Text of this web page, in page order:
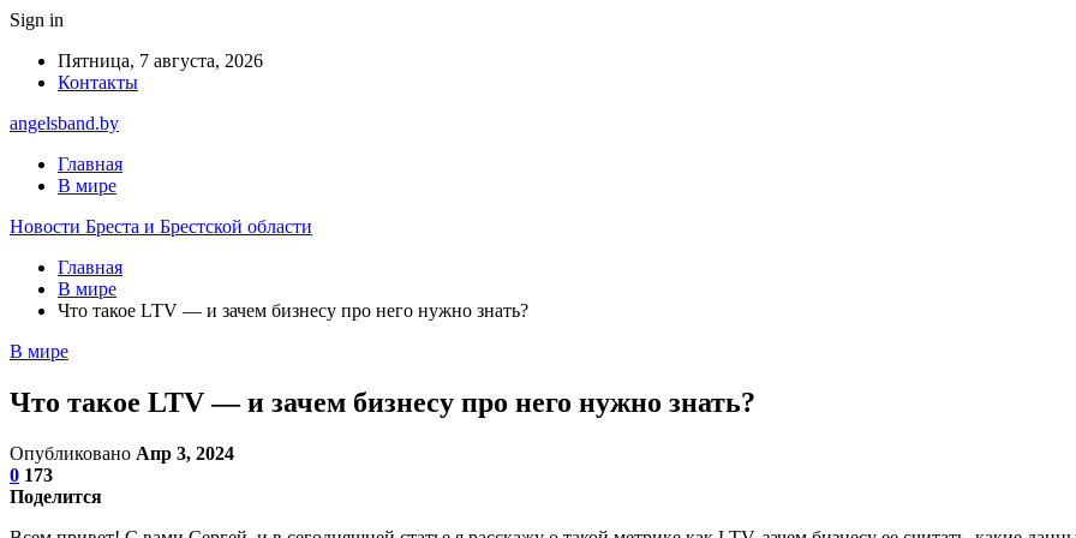
Sign in
Пятница, 7 августа, 2026
Контакты
angelsband.by
Главная
В мире
Новости Бреста и Брестской области
Главная
В мире
Что такое LTV — и зачем бизнесу про него нужно знать?
В мире
Что такое LTV — и зачем бизнесу про него нужно знать?
Опубликовано Апр 3, 2024
0 173
Поделится